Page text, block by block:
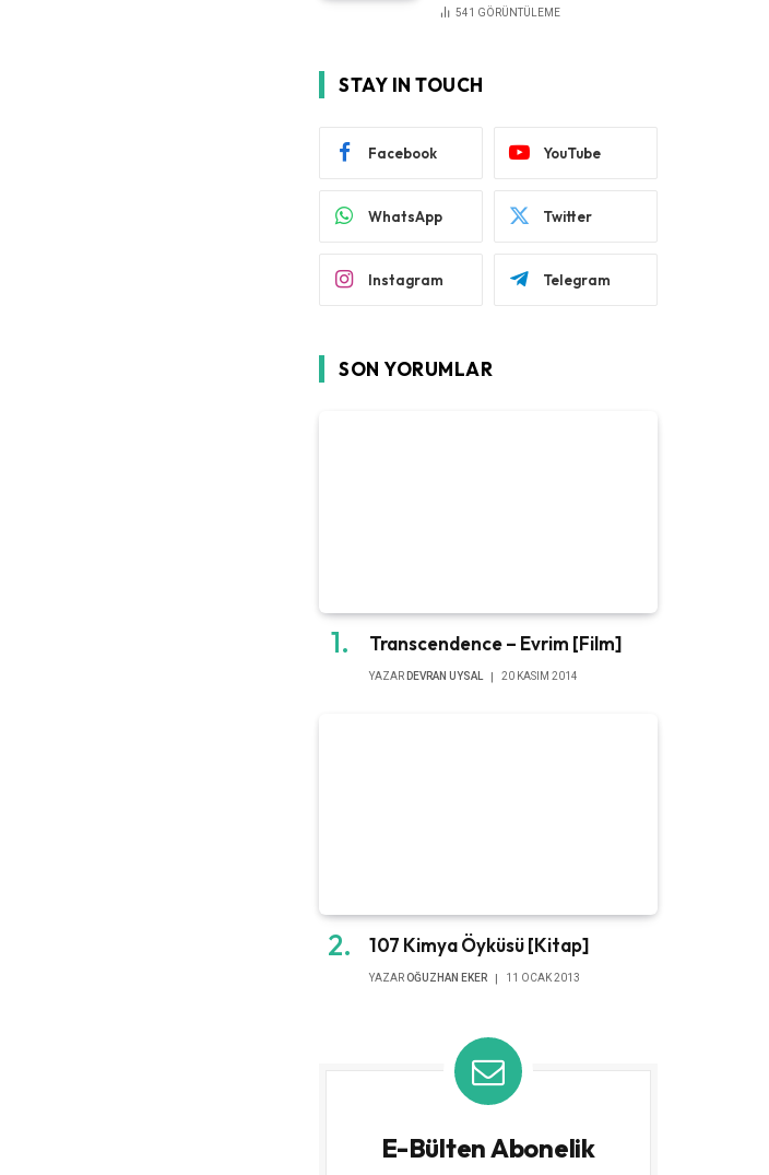
541 GÖRÜNTÜLEME
STAY IN TOUCH
Facebook YouTube
WhatsApp Twitter
Instagram Telegram
SON YORUMLAR
Transcendence – Evrim [Film]
YAZAR DEVRAN UYSAL 20 KASIM 2014
107 Kimya Öyküsü [Kitap]
YAZAR OĞUZHAN EKER 11 OCAK 2013
E-Bülten Abonelik